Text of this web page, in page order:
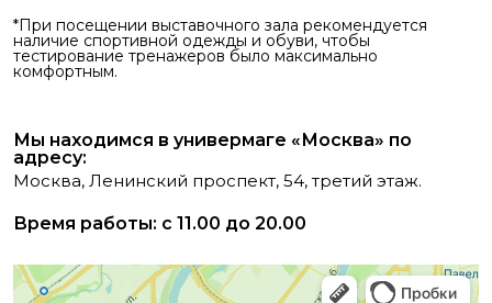
*При посещении выставочного зала рекомендуется
наличие спортивной одежды и обуви, чтобы
тестирование тренажеров было максимально
комфортным.
Мы находимся в универмаге «Москва» по
адресу:
Москва, Ленинский проспект, 54, третий этаж.
Время работы: с 11.00 до 20.00